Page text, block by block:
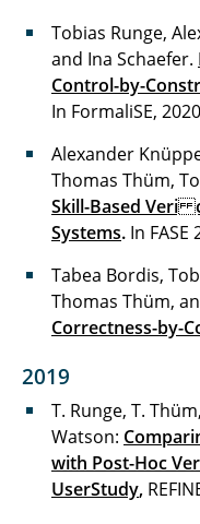
Tobias Runge,
and Ina Schaefer.
Control-by-
In FormaliSE,
Alexander
Thomas Thüm,
Skill-Based Veri
Systems. In FASE
Tabea Bordis,
Thomas Thüm,
Correctness-by-
2019
T. Runge, T.
Watson:
with Post-Hoc
UserStudy,